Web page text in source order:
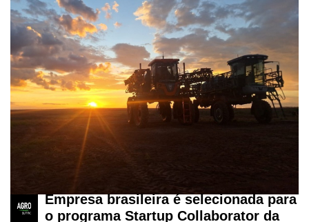
Artigos
Agenda
Agricultura
de
Precisão
Automação
Robótica
Dados
Empresa brasileira é selecionada para
o programa Startup Collaborator da